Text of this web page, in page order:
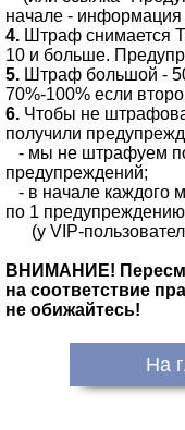
начале - информация
4. Штраф снимается
10 и больше.
5. Штраф большой -
70%-100% если
6. Чтобы не
получили
- мы не штрафуем
предупреждений;
- в начале каждого
по 1 предупреждению
(у VIP-
ВНИМАНИЕ!
на соответствие
не обижайтесь!
На